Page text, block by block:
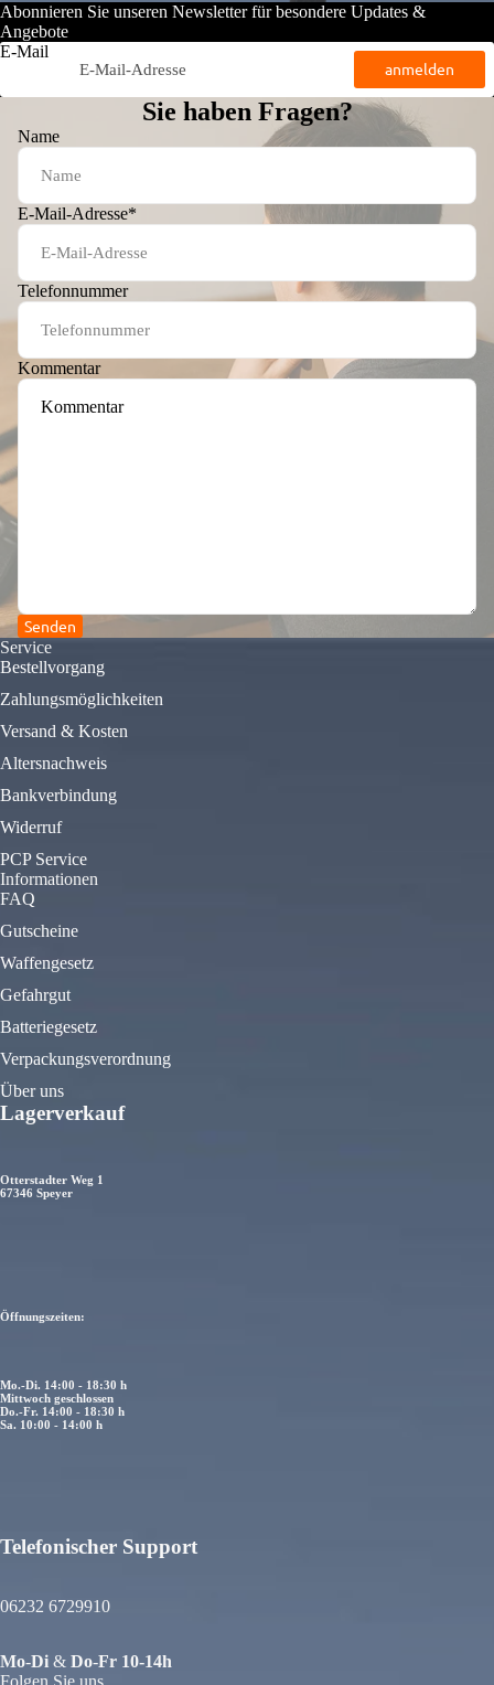
Abonnieren Sie unseren Newsletter für besondere Updates &
Angebote
E-Mail
anmelden
Sie haben Fragen?
Name
E-Mail-Adresse*
Telefonnummer
Kommentar
Senden
Service
Bestellvorgang
Zahlungsmöglichkeiten
Versand & Kosten
Altersnachweis
Bankverbindung
Widerruf
PCP Service
Informationen
FAQ
Gutscheine
Waffengesetz
Gefahrgut
Batteriegesetz
Verpackungsverordnung
Über uns
Lagerverkauf
Otterstadter Weg 1
67346 Speyer
Öffnungszeiten:
Mo.-Di. 14:00 - 18:30 h
Mittwoch geschlossen
Do.-Fr. 14:00 - 18:30 h
Sa. 10:00 - 14:00 h
Telefonischer Support
06232 6729910
Mo-Di & Do-Fr 10-14h